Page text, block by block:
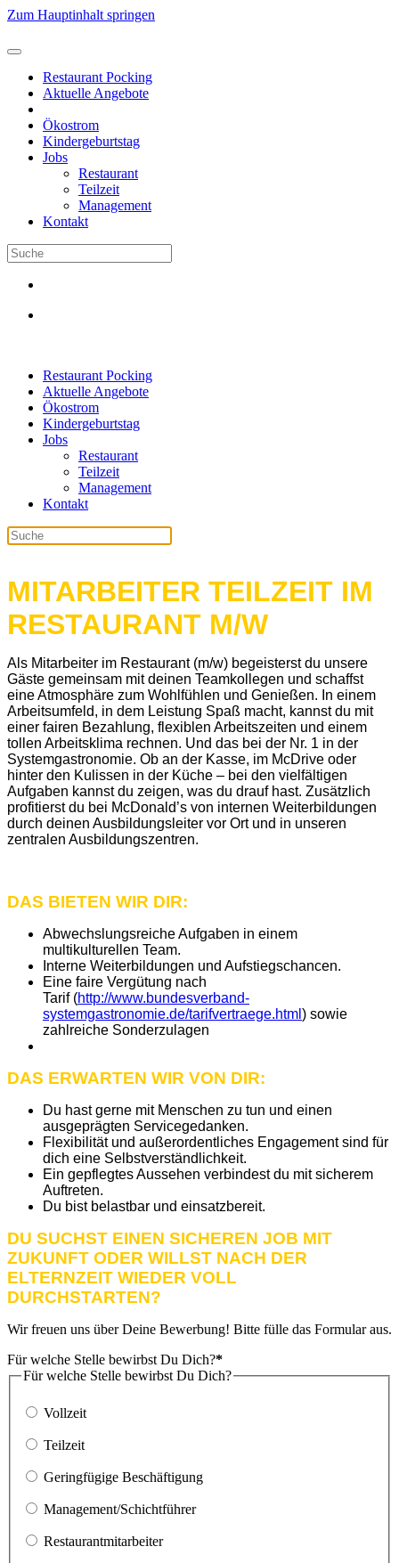
Zum Hauptinhalt springen
Restaurant Pocking
Aktuelle Angebote
Ökostrom
Kindergeburtstag
Jobs
Restaurant
Teilzeit
Management
Kontakt
Restaurant Pocking
Aktuelle Angebote
Ökostrom
Kindergeburtstag
Jobs
Restaurant
Teilzeit
Management
Kontakt
MITARBEITER TEILZEIT IM
RESTAURANT M/W
Als Mitarbeiter im Restaurant (m/w) begeisterst du unsere
Gäste gemeinsam mit deinen Teamkollegen und schaffst
eine Atmosphäre zum Wohlfühlen und Genießen. In einem
Arbeitsumfeld, in dem Leistung Spaß macht, kannst du mit
einer fairen Bezahlung, flexiblen Arbeitszeiten und einem
tollen Arbeitsklima rechnen. Und das bei der Nr. 1 in der
Systemgastronomie. Ob an der Kasse, im McDrive oder
hinter den Kulissen in der Küche – bei den vielfältigen
Aufgaben kannst du zeigen, was du drauf hast. Zusätzlich
profitierst du bei McDonald’s von internen Weiterbildungen
durch deinen Ausbildungsleiter vor Ort und in unseren
zentralen Ausbildungszentren.
DAS BIETEN WIR DIR:
Abwechslungsreiche Aufgaben in einem
multikulturellen Team.
Interne Weiterbildungen und Aufstiegschancen.
Eine faire Vergütung nach
Tarif (http://www.bundesverband-
systemgastronomie.de/tarifvertraege.html ) sowie
zahlreiche Sonderzulagen
DAS ERWARTEN WIR VON DIR:
Du hast gerne mit Menschen zu tun und einen
ausgeprägten Servicegedanken.
Flexibilität und außerordentliches Engagement sind für
dich eine Selbstverständlichkeit.
Ein gepflegtes Aussehen verbindest du mit sicherem
Auftreten.
Du bist belastbar und einsatzbereit.
DU SUCHST EINEN SICHEREN JOB MIT
ZUKUNFT ODER WILLST NACH DER
ELTERNZEIT WIEDER VOLL
DURCHSTARTEN?
Wir freuen uns über Deine Bewerbung! Bitte fülle das Formular aus.
Für welche Stelle bewirbst Du Dich?*
Für welche Stelle bewirbst Du Dich?
Vollzeit
Teilzeit
Geringfügige Beschäftigung
Management/Schichtführer
Restaurantmitarbeiter